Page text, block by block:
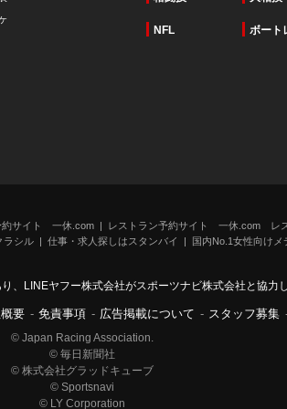
NFL ボート
約サイト 一休.com
レストラン予約サイト 一休.com レ
ラシル
仕事・求人探しはスタンバイ
国内No.1女性向けメ
、LINEヤフー株式会社がスポーツナビ株式会社と協力
要 - 免責事項 - 広告掲載について - スタッフ募集
© Japan Racing Association.
© 毎日新聞社
© 株式会社グラッドキューブ
© Sportsnavi
© LY Corporation